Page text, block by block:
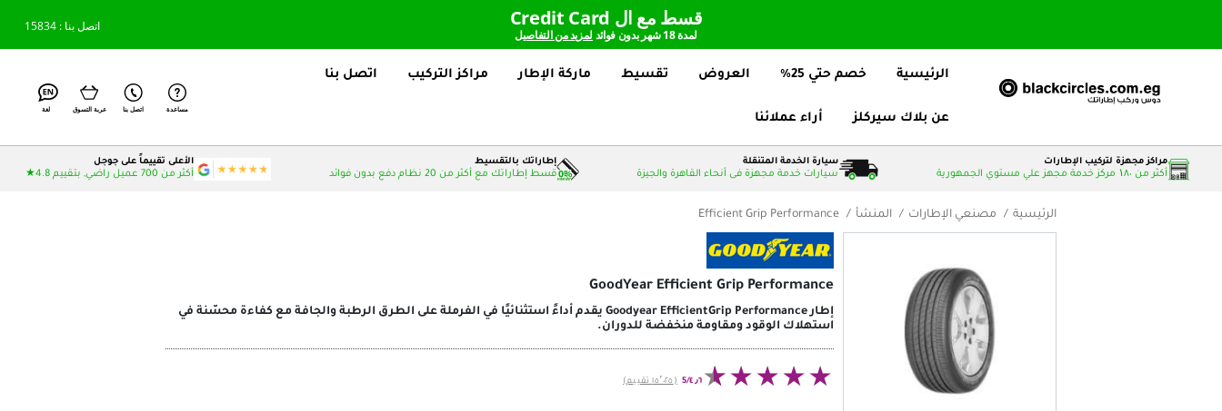
اتصل بنا : 15834 قسط مع ال Credit Card
لمدة 18 شهر بدون فوائد لمزيد من التفاصيل
الرئيسية خصم حتي 25% العروض تقسيط ماركة الإطار مراكز التركيب اتصل بنا
عن بلاك سيركلز أراء عملائنا
مساعدة اتصل بنا عربة التسوق لغة
مراكز مجهزة لتركيب الإطارات
أكثر من ۱٨٠ مركز خدمة مجهز علي مستوي الجمهورية
سيارة الخدمة المتنقلة
سيارات خدمة مجهزة فى أنحاء القاهرة والجيزة
إطاراتك بالتقسيط
قسط إطاراتك مع أكثر من 20 نظام دفع بدون فوائد
الأعلى تقييماً على جوجل
أكثر من 700 عميل راضي, بتقييم 4.8★
الرئيسية مصنعي الإطارات المنشأ Efficient Grip Performance
GoodYear Efficient Grip Performance
إطار Goodyear EfficientGrip Performance يقدم أداءً استثنائيًا في الفرملة على الطرق الرطبة والجافة مع كفاءة محسّنة في
استهلاك الوقود ومقاومة منخفضة للدوران.
٤٫٦/5 (١٥٬٠٢٥ تقييم)